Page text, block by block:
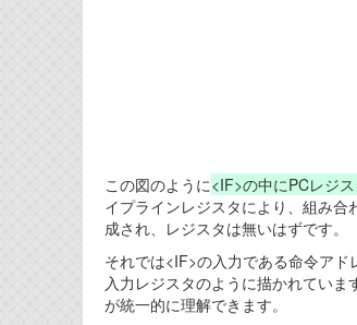
この図のように<IF>の中にPCレジ
イプラインレジスタにより、組み
成され、レジスタは無いはずです。
それでは<IF>の入力である命令ア
入力レジスタのように描かれてい
が統一的に理解できます。